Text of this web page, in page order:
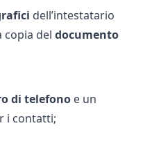
dell’intestatario
copia del documento
di telefono e un
i contatti;